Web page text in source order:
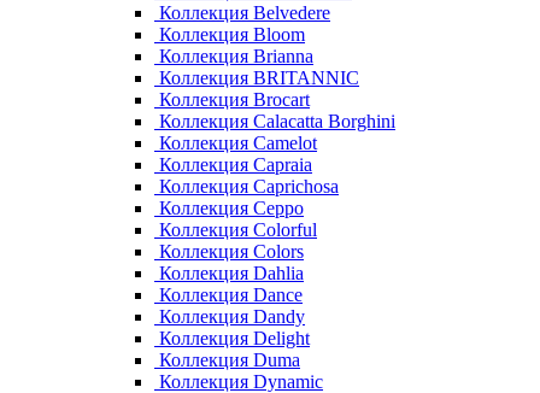
Коллекция Belvedere
Коллекция Bloom
Коллекция Brianna
Коллекция BRITANNIC
Коллекция Brocart
Коллекция Calacatta Borghini
Коллекция Camelot
Коллекция Capraia
Коллекция Caprichosa
Коллекция Ceppo
Коллекция Colorful
Коллекция Colors
Коллекция Dahlia
Коллекция Dance
Коллекция Dandy
Коллекция Delight
Коллекция Duma
Коллекция Dynamic